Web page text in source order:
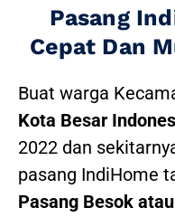
Pasang
Cepat Dan
Buat warga
Kota Besar
2022 dan
pasang IndiHome
Pasang Besok